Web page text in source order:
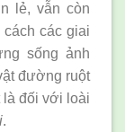
lẻ, vẫn còn
các giai
sống ảnh
đường ruột
đối với loài
.